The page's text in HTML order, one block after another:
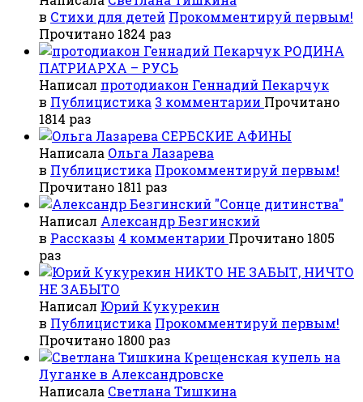
в Стихи для детей Прокомментируй первым!
Прочитано 1824 раз
РОДИНА
ПАТРИАРХА – РУСЬ
Написал протодиакон Геннадий Пекарчук
в Публицистика 3 комментарии Прочитано
1814 раз
СЕРБСКИЕ АФИНЫ
Написала Ольга Лазарева
в Публицистика Прокомментируй первым!
Прочитано 1811 раз
"Сонце дитинства"
Написал Александр Безгинский
в Рассказы 4 комментарии Прочитано 1805
раз
НИКТО НЕ ЗАБЫТ, НИЧТО
НЕ ЗАБЫТО
Написал Юрий Кукурекин
в Публицистика Прокомментируй первым!
Прочитано 1800 раз
Крещенская купель на
Луганке в Александровске
Написала Светлана Тишкина